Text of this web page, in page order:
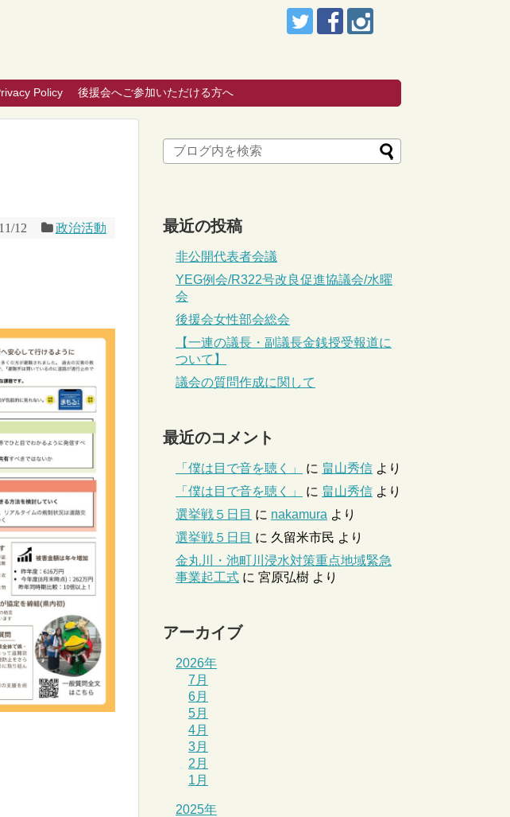
Policy 後援会へご参加いただける方へ
12 政治活動 最近の投稿
非公開代表者会議
YEG例会/R322号改良促進協議会/水曜
会
後援会女性部会総会
【一連の議長・副議長金銭授受報道に
ついて】
議会の質問作成に関して
最近のコメント
「僕は目で音を聴く」 に 畠山秀信 より
「僕は目で音を聴く」
に 畠山秀信 より
選挙戦５日目 に nakamura より
選挙戦５日目 に 久留米市民 より
金丸川・池町川浸水対策重点地域緊急
事業起工式 に 宮原弘樹 より
アーカイブ
2026年
7月
6月
5月
4月
3月
2月
1月
2025年